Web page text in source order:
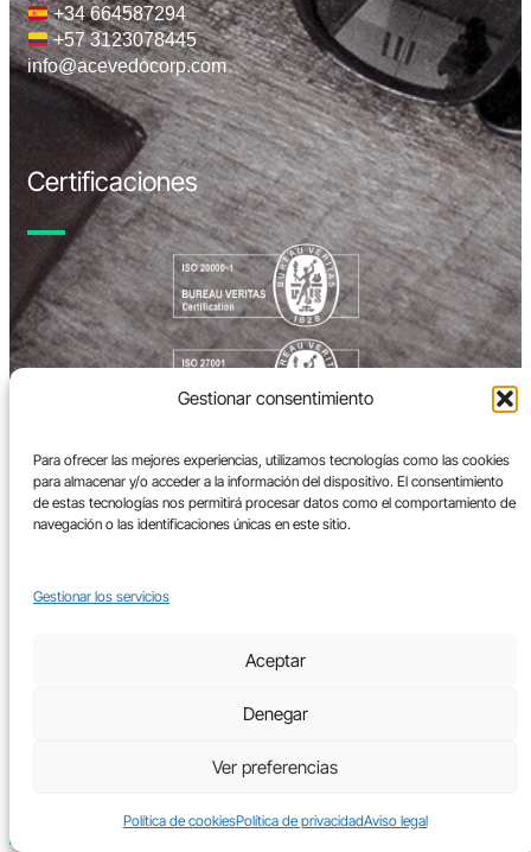
Gestionar consentimiento
Para ofrecer las mejores experiencias, utilizamos tecnologías como las cookies
para almacenar y/o acceder a la información del dispositivo. El consentimiento
de estas tecnologías nos permitirá procesar datos como el comportamiento de
navegación o las identificaciones únicas en este sitio.
Gestionar los servicios
Aceptar
Denegar
Ver preferencias
Política de cookiesPolítica de privacidadAviso legal
+34 664587294
+57 3123078445
info@acevedocorp.com
Certificaciones